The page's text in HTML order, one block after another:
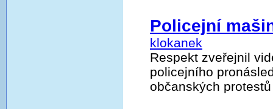
Policejní
klokanek
Respekt zveřejnil
policejního
občanských